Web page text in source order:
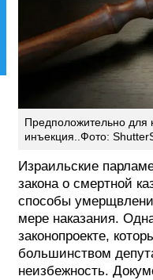
Предположительно для
инъекция..Фото:
Израильские
закона о смертной
способы
мере наказания.
законопроекте,
большинством
неизбежность.